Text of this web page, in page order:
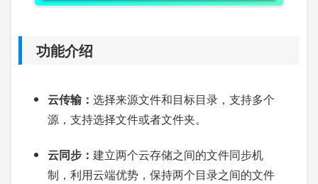
功能介绍
云传输： 选择来源文件和目标目录，支持多个
源，支持选择文件或者文件夹。
云同步： 建立两个云存储之间的文件同步机
制，利用云端优势，保持两个目录之间的文件